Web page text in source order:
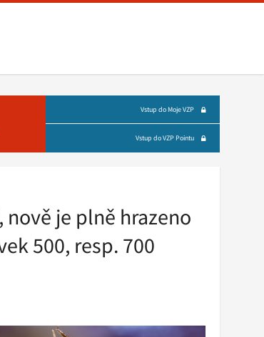
Vstup do Moje VZP
Vstup do VZP Pointu
je plně hrazeno
500, resp. 700